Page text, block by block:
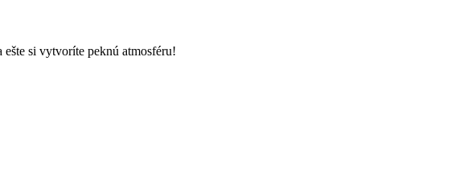
si vytvoríte peknú atmosféru!